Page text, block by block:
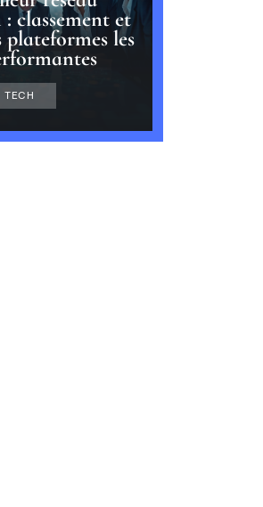
classement et
plateformes les
TECH